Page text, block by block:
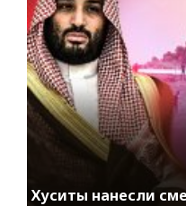
Хуситы нанесли